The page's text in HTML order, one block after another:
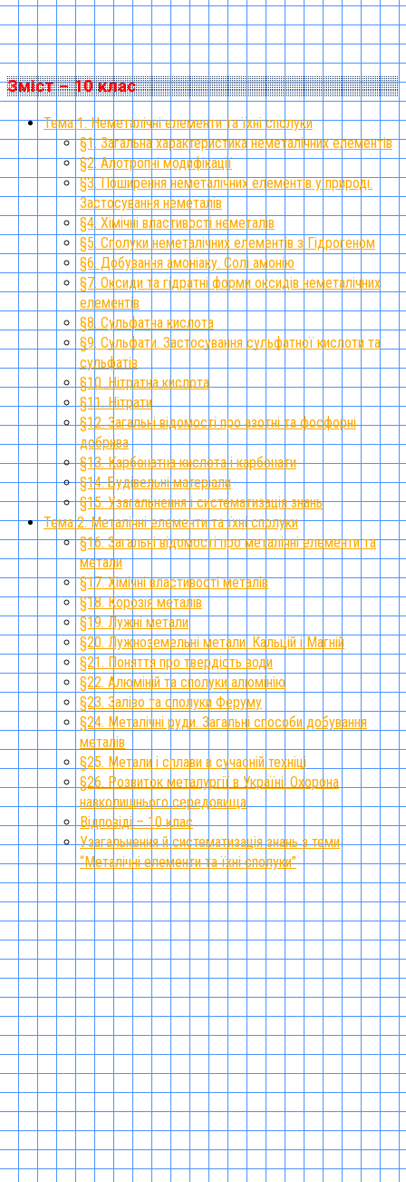
Зміст – 10 клас
Тема 1. Неметалічні елементи та їхні сполуки
§1. Загальна характеристика неметалічних елементів
§2. Алотропні модифікації
§3. Поширення неметалічних елементів у природі.
Застосування неметалів
§4. Хімічні властивості неметалів
§5. Сполуки неметалічних елементів з Гідрогеном
§6. Добування амоніаку. Солі амонію
§7. Оксиди та гідратні форми оксидів неметалічних
елементів
§8. Сульфатна кислота
§9. Сульфати. Застосування сульфатної кислоти та
сульфатів
§10. Нітратна кислота
§11. Нітрати
§12. Загальні відомості про азотні та фосфорні
добрива
§13. Карбонатна кислота і карбонати
§14. Будівельні матеріали
§15. Узагальнення і систематизація знань
Тема 2. Металічні елементи та їхні сполуки
§16. Загальні відомості про металічні елементи та
метали
§17. Хімічні властивості металів
§18. Корозія металів
§19. Лужні метали
§20. Лужноземельні метали. Кальцій і Магній
§21. Поняття про твердість води
§22. Алюміній та сполуки алюмінію
§23. Залізо та сполуки Феруму
§24. Металічні руди. Загальні способи добування
металів
§25. Метали і сплави в сучасній техніці
§26. Розвиток металургії в Україні. Охорона
навколишнього середовища
Відповіді – 10 клас
Узагальнення й систематизація знань з теми
“Металічні елементи та їхні сполуки”